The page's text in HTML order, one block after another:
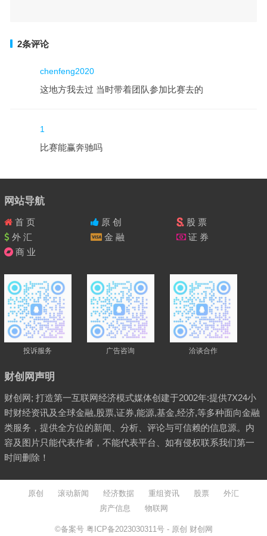
2条评论
chenfeng2020
这地方我去过 当时带着团队参加比赛去的
1
比赛能赢奔驰吗
网站导航
首 页 原 创
股 票
外 汇
金 融
证 券
商 业
投诉服务 广告咨询 洽谈合作
财创网声明
财创网; 打造第一互联网经济模式媒体创建于2002年:提供7X24小
时财经资讯及全球金融,股票,证券,能源,基金,经济,等多种面向金融
类服务，提供全方位的新闻、分析、评论与可信赖的信息源。内
容及图片只能代表作者，不能代表平台、如有侵权联系我们第一
时间删除！
原创 滚动新闻 经济数据 重组资讯 股票
外汇
房产信息
物联网
©备案号 粤ICP备2023030311号 - 原创 财创网